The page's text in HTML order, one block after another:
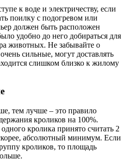
к воде и электричеству, если
поилку с подогревом или
должен быть расположен
удобно до него добираться для
животных. Не забывайте о
сильные, могут доставлять
слишком близко к жилому
тем лучше – это правило
кроликов на 100%.
кролика принято считать 2
абсолютный минимум. Если
кроликов, то площадь